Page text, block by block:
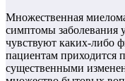
Множественная
симптомы заболевания
чувствуют каких-либо
пациентам приходится
существенными